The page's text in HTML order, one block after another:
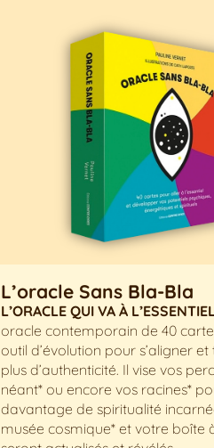
L’oracle Sans Bla-Bla
L’ORACLE QUI VA À
oracle contemporain de 40
outil d’évolution pour s’aligner
plus d’authenticité. Il vise vos
néant* ou encore vos racines*
davantage de spiritualité
musée cosmique* et votre boîte